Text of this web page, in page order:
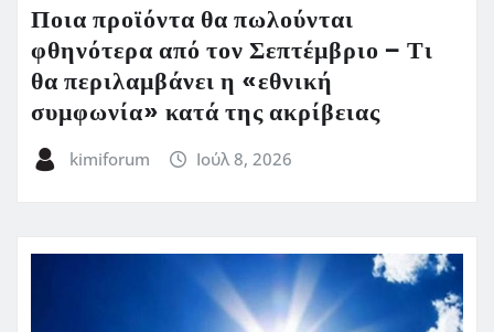
Ποια προϊόντα θα πωλούνται
φθηνότερα από τον Σεπτέμβριο – Τι
θα περιλαμβάνει η «εθνική
συμφωνία» κατά της ακρίβειας
kimiforum Ιούλ 8, 2026